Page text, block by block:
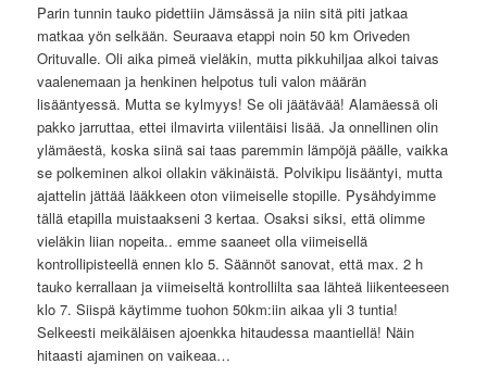
Parin tunnin tauko pidettiin Jämsässä ja niin sitä piti jatkaa
matkaa yön selkään. Seuraava etappi noin 50 km Oriveden
Orituvalle. Oli aika pimeä vieläkin, mutta pikkuhiljaa alkoi taivas
vaalenemaan ja henkinen helpotus tuli valon määrän
lisääntyessä. Mutta se kylmyys! Se oli jäätävää! Alamäessä oli
pakko jarruttaa, ettei ilmavirta viilentäisi lisää. Ja onnellinen olin
ylämäestä, koska siinä sai taas paremmin lämpöjä päälle, vaikka
se polkeminen alkoi ollakin väkinäistä. Polvikipu lisääntyi, mutta
ajattelin jättää lääkkeen oton viimeiselle stopille. Pysähdyimme
tällä etapilla muistaakseni 3 kertaa. Osaksi siksi, että olimme
vieläkin liian nopeita.. emme saaneet olla viimeisellä
kontrollipisteellä ennen klo 5. Säännöt sanovat, että max. 2 h
tauko kerrallaan ja viimeiseltä kontrollilta saa lähteä liikenteeseen
klo 7. Siispä käytimme tuohon 50km:iin aikaa yli 3 tuntia!
Selkeesti meikäläisen ajoenkka hitaudessa maantiellä! Näin
hitaasti ajaminen on vaikeaa…